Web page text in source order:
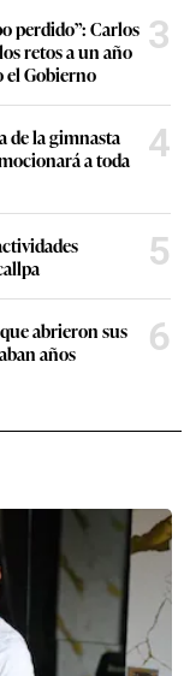
perdido”: Carlos
retos a un año
el Gobierno
3
de la gimnasta
a toda
4
5
abrieron sus
años
6